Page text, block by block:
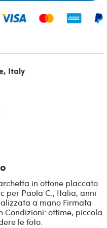
Italy
in ottone placcato
per Paola C., Italia, anni
a mano Firmata
Condizioni: ottime, piccola
le foto.